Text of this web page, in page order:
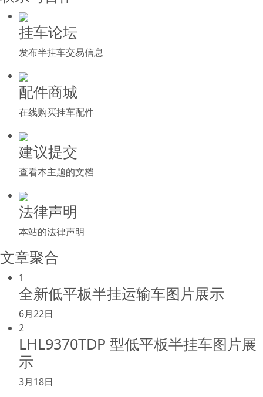
挂车论坛
发布半挂车交易信息
配件商城
在线购买挂车配件
建议提交
查看本主题的文档
法律声明
本站的法律声明
文章聚合
1
全新低平板半挂运输车图片展示
6月22日
2
LHL9370TDP 型低平板半挂车图片展
示
3月18日